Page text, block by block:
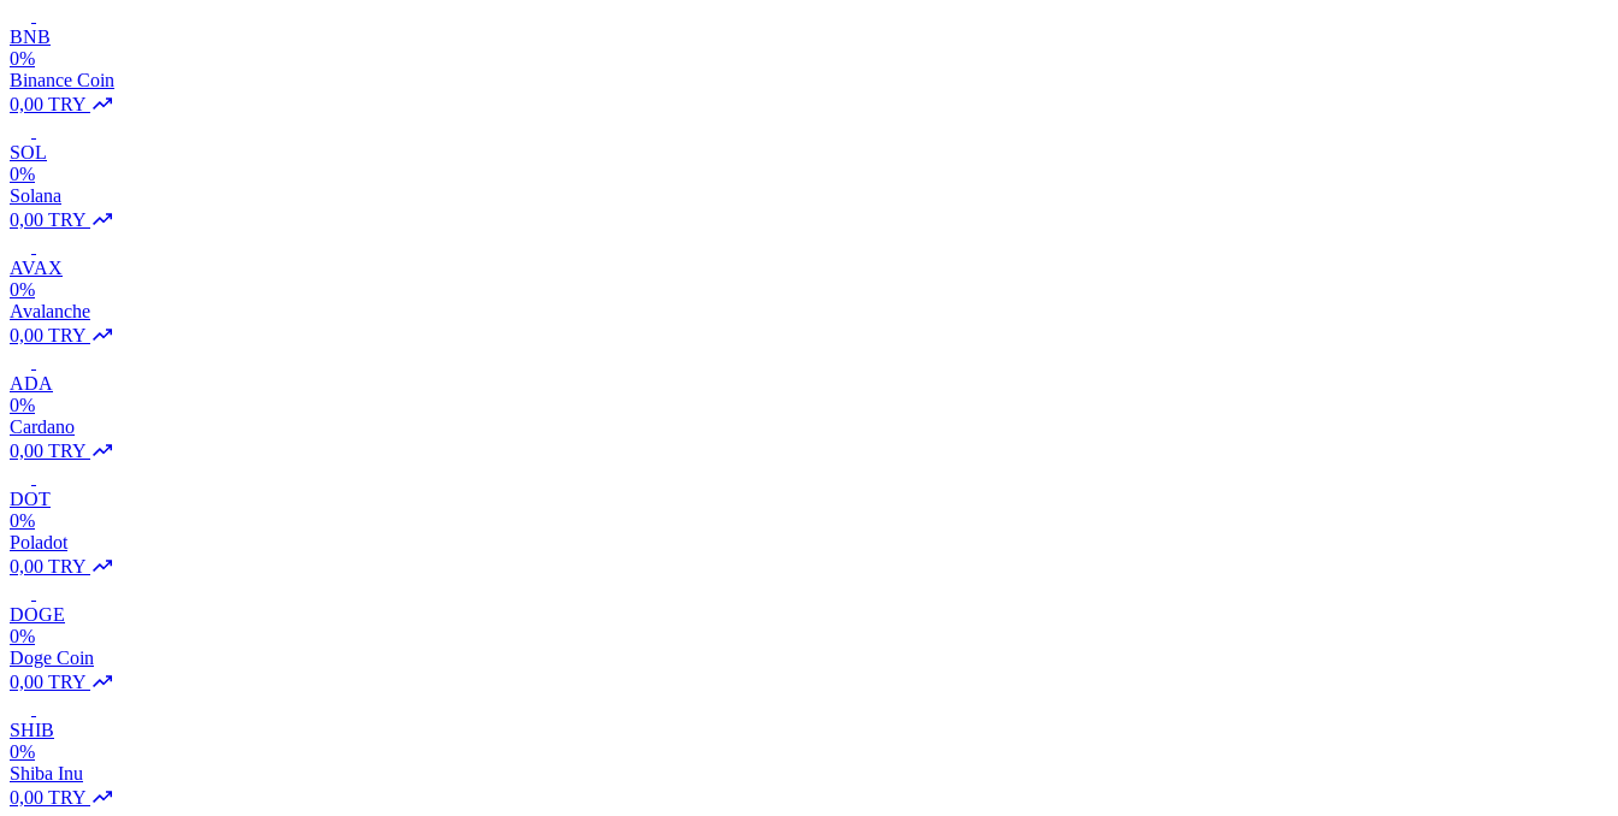
BNB
0%
Binance Coin
0,00 TRY
SOL
0%
Solana
0,00 TRY
AVAX
0%
Avalanche
0,00 TRY
ADA
0%
Cardano
0,00 TRY
DOT
0%
Poladot
0,00 TRY
DOGE
0%
Doge Coin
0,00 TRY
SHIB
0%
Shiba Inu
0,00 TRY